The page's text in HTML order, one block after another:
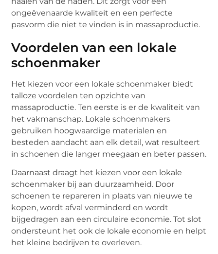
ongeëvenaarde kwaliteit en een perfecte
pasvorm die niet te vinden is in massaproductie.
Voordelen van een lokale
schoenmaker
Het kiezen voor een lokale schoenmaker biedt
talloze voordelen ten opzichte van
massaproductie. Ten eerste is er de kwaliteit van
het vakmanschap. Lokale schoenmakers
gebruiken hoogwaardige materialen en
besteden aandacht aan elk detail, wat resulteert
in schoenen die langer meegaan en beter passen.
Daarnaast draagt het kiezen voor een lokale
schoenmaker bij aan duurzaamheid. Door
schoenen te repareren in plaats van nieuwe te
kopen, wordt afval verminderd en wordt
bijgedragen aan een circulaire economie. Tot slot
ondersteunt het ook de lokale economie en helpt
het kleine bedrijven te overleven.